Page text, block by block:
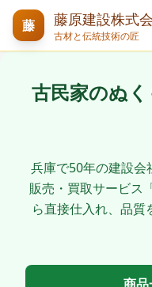
藤 藤原建設株式
古材と伝統技術の匠
古民家のぬ
兵庫で50年の建設会
販売・買取サービス
ら直接仕入れ、品質